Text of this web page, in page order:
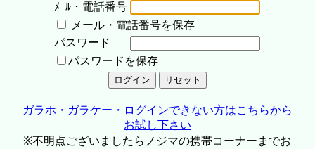
ﾒｰﾙ・電話番号
メール・電話番号を保存
パスワード
パスワードを保存
ガラホ・ガラケー・ログインできない方はこちらから
お試し下さい
※不明点ございましたらノジマの携帯コーナーまでお